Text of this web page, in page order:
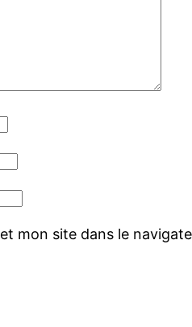
mon site dans le